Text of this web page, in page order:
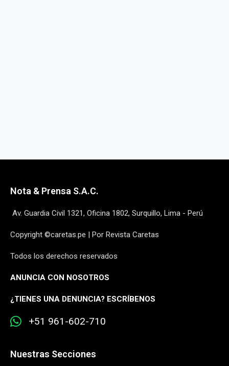
Nota & Prensa S.A.C.
Av. Guardia Civil 1321, Oficina 1802, Surquillo, Lima - Perú
Copyright ©caretas.pe | Por Revista Caretas
Todos los derechos reservados
ANUNCIA CON NOSOTROS
¿TIENES UNA DENUNCIA? ESCRÍBENOS
+51 961-602-710
Nuestras Secciones